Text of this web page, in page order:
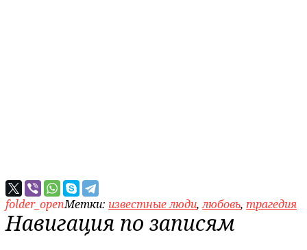
folder_openМетки: известные люди,любовь, трагедия
Навигация по записям